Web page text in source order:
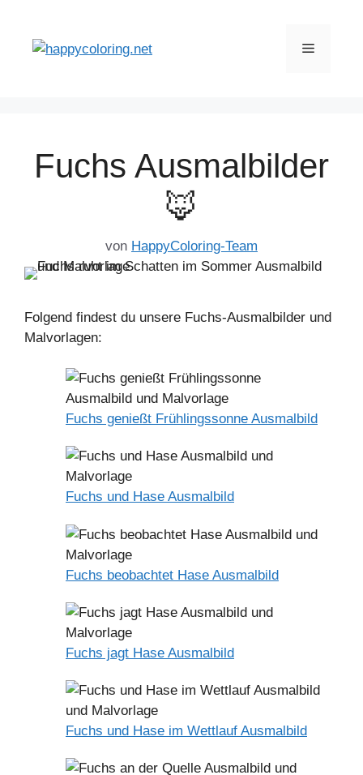
springen
Menü
Fuchs Ausmalbilder
🦊
von HappyColoring-Team
Folgend findest du unsere Fuchs-Ausmalbilder und
Malvorlagen:
Fuchs genießt Frühlingssonne Ausmalbild
Fuchs und Hase Ausmalbild
Fuchs beobachtet Hase Ausmalbild
Fuchs jagt Hase Ausmalbild
Fuchs und Hase im Wettlauf Ausmalbild